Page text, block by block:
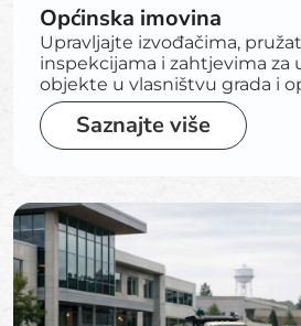
Općinska imovina
Upravljajte izvođačima,
inspekcijama i zahtjevima za
objekte u vlasništvu grada i
Saznajte više